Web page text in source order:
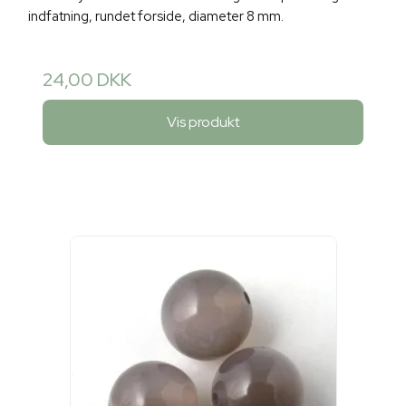
indfatning, rundet forside, diameter 8 mm.
24,00 DKK
Vis produkt